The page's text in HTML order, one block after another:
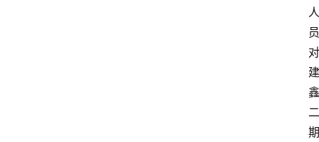
人
员
对
建
鑫
二
期